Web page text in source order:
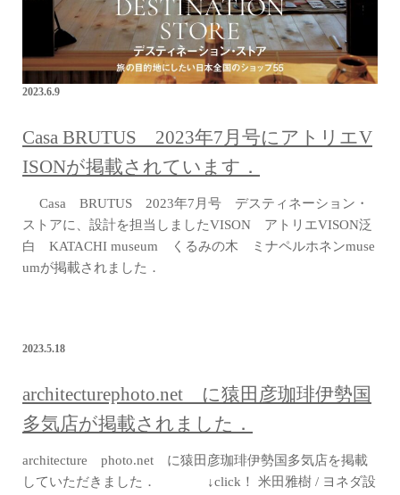
2023.6.9
Casa BRUTUS 2023年7月号にアトリエV
ISONが掲載されています．
Casa BRUTUS 2023年7月号 デスティネーション・
ストアに、設計を担当しましたVISON アトリエVISON泛
白 KATACHI museum くるみの木 ミナペルホネンmuse
umが掲載されました．
2023.5.18
architecturephoto.net に猿田彦珈琲伊勢国
多気店が掲載されました．
architecture photo.net に猿田彦珈琲伊勢国多気店を掲載
していただきました． ↓click！ 米田雅樹 / ヨネダ設